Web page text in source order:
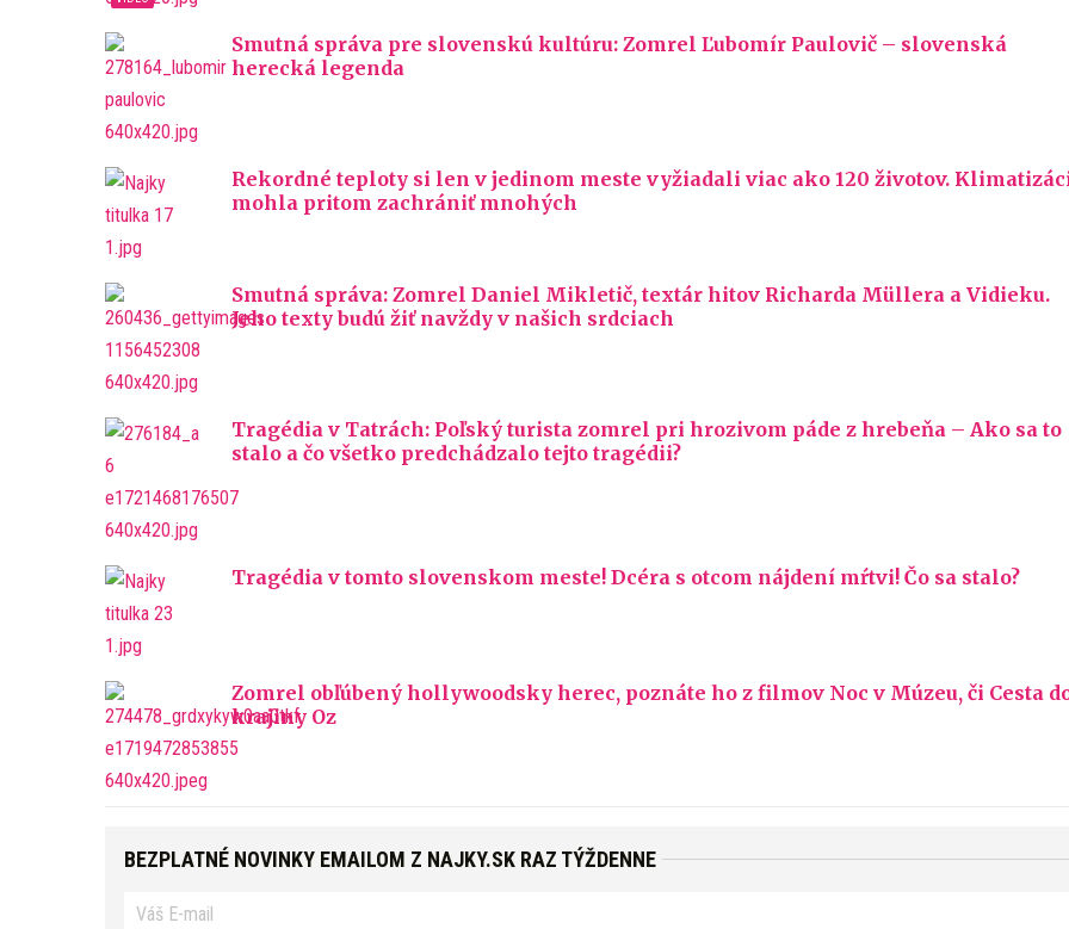
Smutná správa pre slovenskú kultúru: Zomrel Ľubomír Paulovič – slovenská
herecká legenda
Rekordné teploty si len v jedinom meste vyžiadali viac ako 120 životov.
mohla pritom zachrániť mnohých
Smutná správa: Zomrel Daniel Mikletič, textár hitov Richarda Müllera a Vidieku.
Jeho texty budú žiť navždy v našich srdciach
Tragédia v Tatrách: Poľský turista zomrel pri hrozivom páde z hrebeňa – Ako sa to
stalo a čo všetko predchádzalo tejto tragédii?
Tragédia v tomto slovenskom meste! Dcéra s otcom nájdení mŕtvi! Čo sa stalo?
Zomrel obľúbený hollywoodsky herec, poznáte ho z filmov Noc v Múzeu, či Cesta
krajiny Oz
BEZPLATNÉ NOVINKY EMAILOM Z NAJKY.SK RAZ TÝŽDENNE